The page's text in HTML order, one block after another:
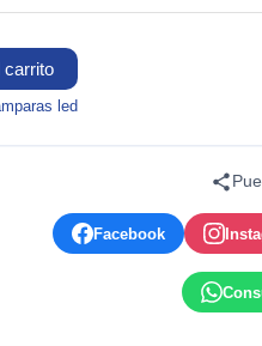
carrito
led
Facebook